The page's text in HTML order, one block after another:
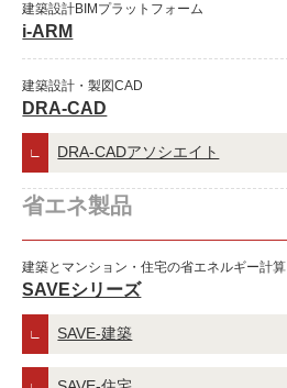
建築設計BIMプラットフォーム
i-ARM
建築設計・製図CAD
DRA-CAD
DRA-CADアソシエイト
省エネ製品
建築とマンション・住宅の省エネルギー計算
SAVEシリーズ
SAVE-建築